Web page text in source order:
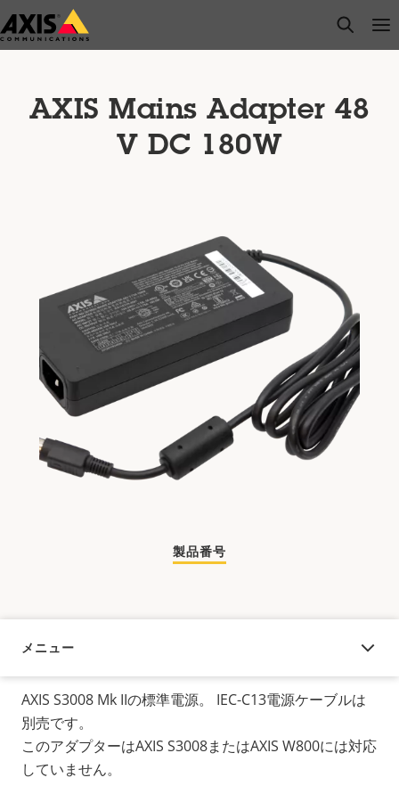
メ
イ
open
AXIS Mains Adapter 48
V DC 180W
製品番号
メニュー
概要
AXIS S3008 Mk IIの標準電源。 IEC-C13電源ケーブルは
別売です。
このアダプターはAXIS S3008またはAXIS W800には対応
していません。